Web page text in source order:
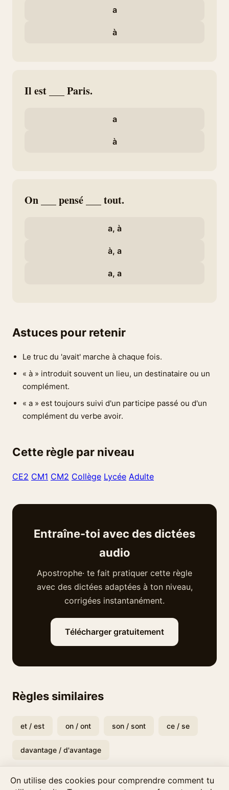
a
à
Il est ___ Paris.
a
à
On ___ pensé ___ tout.
a, à
à, a
a, a
Astuces pour retenir
Le truc du 'avait' marche à chaque fois.
« à » introduit souvent un lieu, un destinataire ou un
complément.
« a » est toujours suivi d'un participe passé ou d'un
complément du verbe avoir.
Cette règle par niveau
CE2 CM1 CM2 Collège Lycée Adulte
Entraîne-toi avec des dictées
audio
Apostrophe· te fait pratiquer cette règle
avec des dictées adaptées à ton niveau,
corrigées instantanément.
Télécharger gratuitement
Règles similaires
et / est on / ont son / sont ce / se
davantage / d'avantage
On utilise des cookies pour comprendre comment tu